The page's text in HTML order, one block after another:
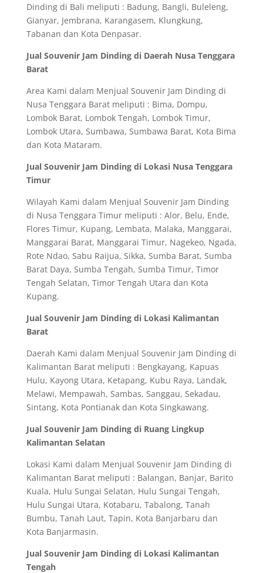
Dinding di Bali meliputi : Badung, Bangli, Buleleng,
Gianyar, Jembrana, Karangasem, Klungkung,
Tabanan dan Kota Denpasar.
Jual Souvenir Jam Dinding di Daerah Nusa Tenggara
Barat
Area Kami dalam Menjual Souvenir Jam Dinding di
Nusa Tenggara Barat meliputi : Bima, Dompu,
Lombok Barat, Lombok Tengah, Lombok Timur,
Lombok Utara, Sumbawa, Sumbawa Barat, Kota Bima
dan Kota Mataram.
Jual Souvenir Jam Dinding di Lokasi Nusa Tenggara
Timur
Wilayah Kami dalam Menjual Souvenir Jam Dinding
di Nusa Tenggara Timur meliputi : Alor, Belu, Ende,
Flores Timur, Kupang, Lembata, Malaka, Manggarai,
Manggarai Barat, Manggarai Timur, Nagekeo, Ngada,
Rote Ndao, Sabu Raijua, Sikka, Sumba Barat, Sumba
Barat Daya, Sumba Tengah, Sumba Timur, Timor
Tengah Selatan, Timor Tengah Utara dan Kota
Kupang.
Jual Souvenir Jam Dinding di Lokasi Kalimantan
Barat
Daerah Kami dalam Menjual Souvenir Jam Dinding di
Kalimantan Barat meliputi : Bengkayang, Kapuas
Hulu, Kayong Utara, Ketapang, Kubu Raya, Landak,
Melawi, Mempawah, Sambas, Sanggau, Sekadau,
Sintang, Kota Pontianak dan Kota Singkawang.
Jual Souvenir Jam Dinding di Ruang Lingkup
Kalimantan Selatan
Lokasi Kami dalam Menjual Souvenir Jam Dinding di
Kalimantan Barat meliputi : Balangan, Banjar, Barito
Kuala, Hulu Sungai Selatan, Hulu Sungai Tengah,
Hulu Sungai Utara, Kotabaru, Tabalong, Tanah
Bumbu, Tanah Laut, Tapin, Kota Banjarbaru dan
Kota Banjarmasin.
Jual Souvenir Jam Dinding di Lokasi Kalimantan
Tengah